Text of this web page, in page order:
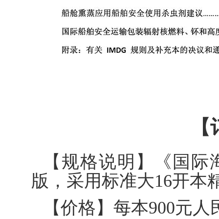
【规格说明】《国
版，采用标准大16开本
【价格】每本900元